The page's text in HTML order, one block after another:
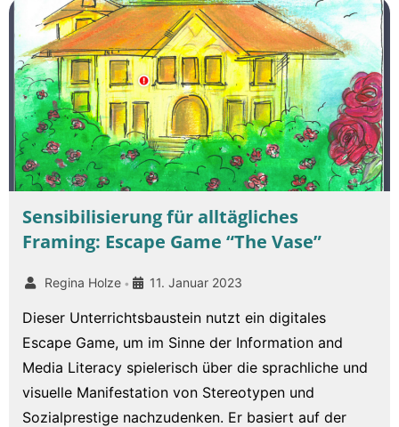
Sensibilisierung für alltägliches
Framing: Escape Game “The Vase”
Regina Holze • 11. Januar 2023
Dieser Unterrichtsbaustein nutzt ein digitales
Escape Game, um im Sinne der Information and
Media Literacy spielerisch über die sprachliche und
visuelle Manifestation von Stereotypen und
Sozialprestige nachzudenken. Er basiert auf der